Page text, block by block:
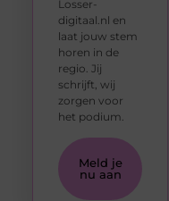
Losser-
digitaal.nl en
laat jouw stem
horen in de
regio. Jij
schrijft, wij
zorgen voor
het podium.
Meld je
nu aan